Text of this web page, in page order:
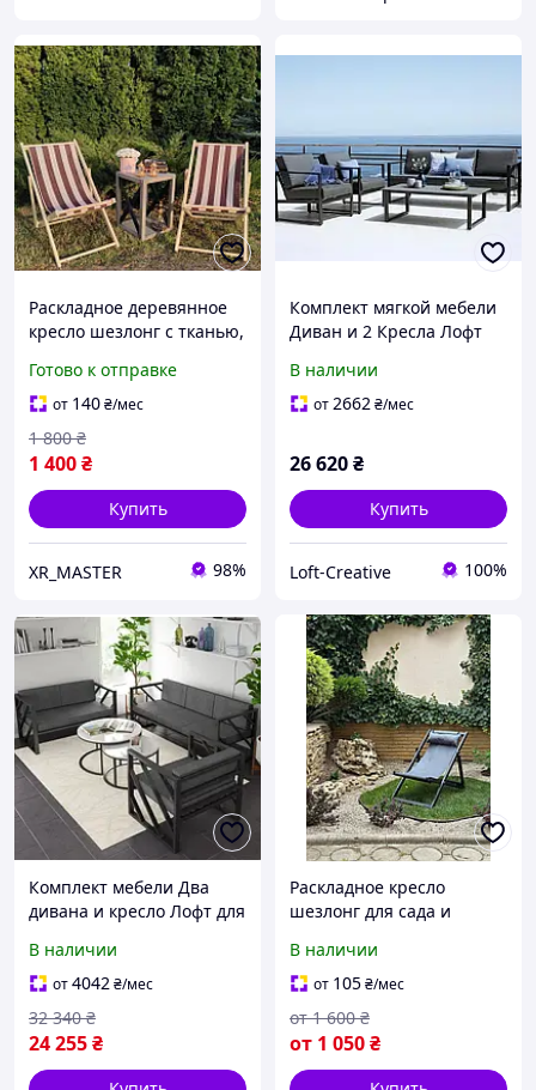
Раскладное деревянное
кресло шезлонг с тканью,
кафе. Кресла садовые
террасные деревянные
Готово к отправке
от 140₴/мес
1 400₴
1 800 ₴
Купить
XR_MASTER 98%
Комплект мягкой мебели
Диван и 2 Кресла Лофт
офиса. садовая мебель
В наличии
от2662₴/мес
26 620₴
Купить
Loft-Creative 100%
Комплект мебели Два
дивана и кресло Лофт для
садовая мебель
В наличии
от4042₴/мес
24 255₴
32 340 ₴
Раскладное кресло
шезлонг для сада и
В наличии
от 105₴/мес
от 1 050₴
от 1 600 ₴